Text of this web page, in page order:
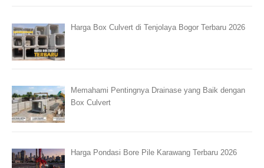
Harga Box Culvert di Tenjolaya Bogor Terbaru 2026
Memahami Pentingnya Drainase yang Baik dengan
Box Culvert
Harga Pondasi Bore Pile Karawang Terbaru 2026